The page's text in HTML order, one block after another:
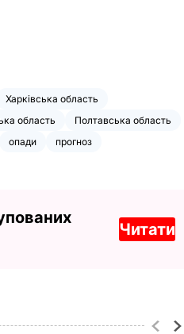
Харківська область
область
Полтавська область
опади
прогноз
Читати